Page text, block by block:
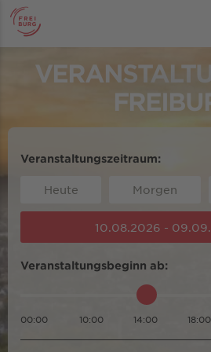
Veranstaltungszeitraum:
Heute Morgen
10.08.2026 -
Veranstaltungsbeginn ab:
00:00 10:00 14:00 18:00